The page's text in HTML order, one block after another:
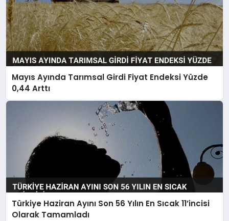
Mayıs Ayında Tarımsal Girdi Fiyat Endeksi Yüzde
0,44 Arttı
Türkiye Haziran Ayını Son 56 Yılın En Sıcak 11’incisi
Olarak Tamamladı